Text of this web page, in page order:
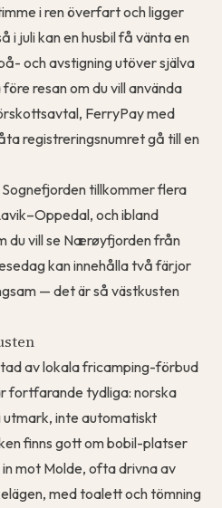
i ren överfart och ligger
i juli kan en husbil få vänta en
och avstigning utöver själva
resan om du vill använda
FerryPay med
registreringsnumret gå till en
Sognefjorden tillkommer flera
och ibland
du vill se Nærøyfjorden från
kan innehålla två färjor
— det är så västkusten
av lokala fricamping-förbud
fortfarande tydliga: norska
utmark, inte automatiskt
finns gott om bobil-platser
mot Molde, ofta drivna av
med toalett och tömning